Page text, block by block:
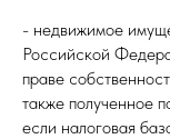
- недвижимое
Российской
праве
также полученное
если налоговая